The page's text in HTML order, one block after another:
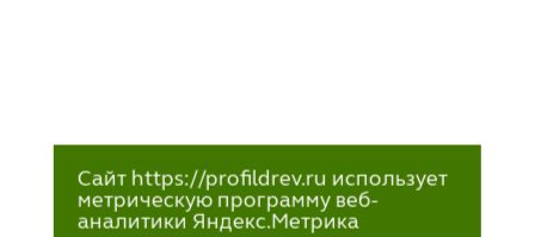
Сайт https://profildrev.ru использует
метрическую программу веб-
аналитики Яндекс.Метрика